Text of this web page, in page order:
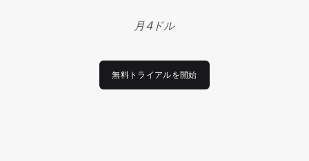
月4ドル
無料トライアルを開始